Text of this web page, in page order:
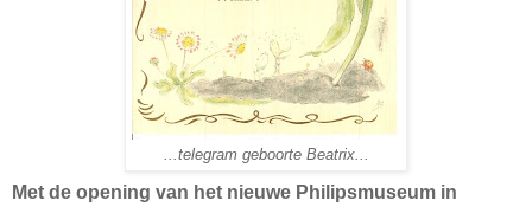
...telegram geboorte Beatrix...
Met de opening van het nieuwe Philipsmuseum in